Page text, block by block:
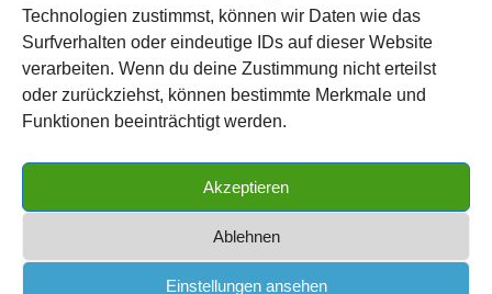
Technologien zustimmst, können wir Daten wie das
Surfverhalten oder eindeutige IDs auf dieser Website
verarbeiten. Wenn du deine Zustimmung nicht erteilst
oder zurückziehst, können bestimmte Merkmale und
Funktionen beeinträchtigt werden.
Akzeptieren
Ablehnen
Einstellungen ansehen
Kontakt zu uns